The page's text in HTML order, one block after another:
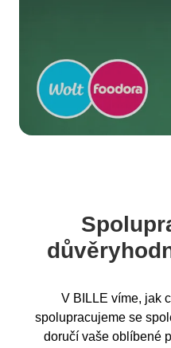
V BILLE víme, jak
spolupracujeme se
doručí vaše oblíbené